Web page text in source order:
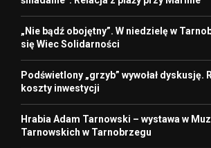
„Nie bądź obojętny”. W niedzielę w
się Wiec Solidarności
Podświetlony „grzyb” wywołał dyskusję.
koszty inwestycji
Hrabia Adam Tarnowski – wystawa w
Tarnowskich w Tarnobrzegu